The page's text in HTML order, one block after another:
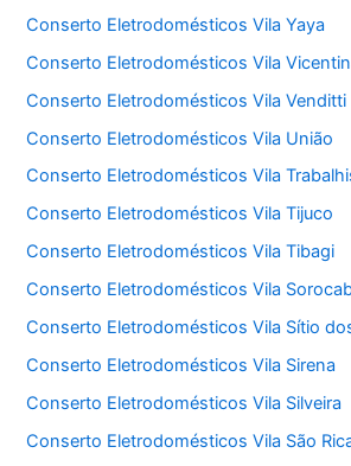
Conserto Eletrodomésticos Vila Yaya
Conserto Eletrodomésticos Vila
Conserto Eletrodomésticos Vila Venditti
Conserto Eletrodomésticos Vila União
Conserto Eletrodomésticos Vila
Conserto Eletrodomésticos Vila Tijuco
Conserto Eletrodomésticos Vila Tibagi
Conserto Eletrodomésticos Vila
Conserto Eletrodomésticos Vila Sítio
Conserto Eletrodomésticos Vila Sirena
Conserto Eletrodomésticos Vila Silveira
Conserto Eletrodomésticos Vila São